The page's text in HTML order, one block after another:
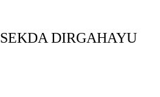
DIRGAHAYU